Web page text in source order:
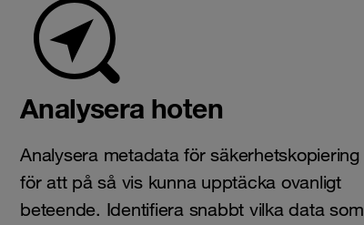
Analysera hoten
Analysera metadata för säkerhetskopiering
för att på så vis kunna upptäcka ovanligt
beteende. Identifiera snabbt vilka data som